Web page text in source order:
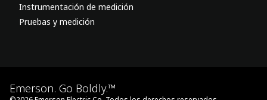
Instrumentación de medición
Pruebas y medición
Emerson. Go Boldly.™